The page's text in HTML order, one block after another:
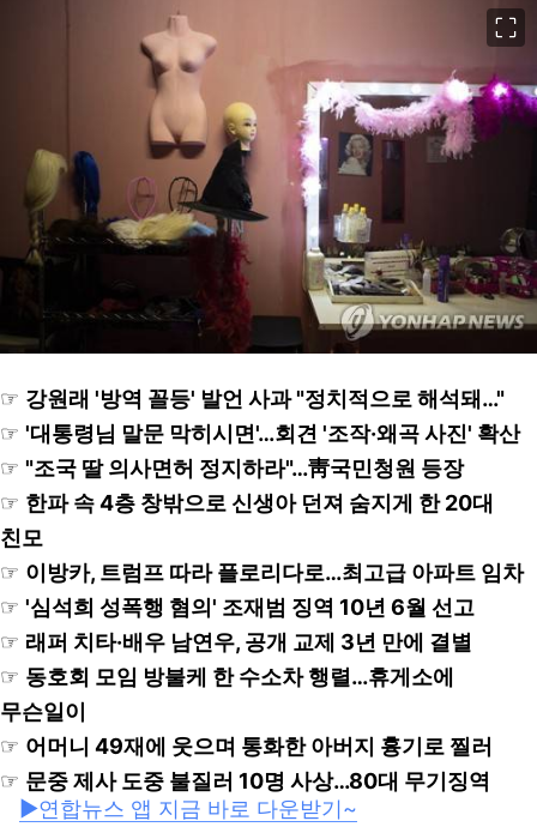
☞ 강원래 '방역 꼴등' 발언 사과 "정치적으로 해석돼…"
☞ '대통령님 말문 막히시면'…회견 '조작·왜곡 사진' 확산
☞ "조국 딸 의사면허 정지하라"…靑국민청원 등장
☞ 한파 속 4층 창밖으로 신생아 던져 숨지게 한 20대
친모
☞ 이방카, 트럼프 따라 플로리다로…최고급 아파트 임차
☞ '심석희 성폭행 혐의' 조재범 징역 10년 6월 선고
☞ 래퍼 치타·배우 남연우, 공개 교제 3년 만에 결별
☞ 동호회 모임 방불케 한 수소차 행렬…휴게소에
무슨일이
☞ 어머니 49재에 웃으며 통화한 아버지 흉기로 찔러
☞ 문중 제사 도중 불질러 10명 사상…80대 무기징역
▶연합뉴스 앱 지금 바로 다운받기~